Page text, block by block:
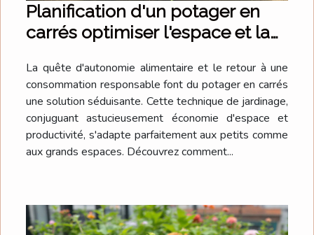
Planification d'un potager en
carrés optimiser l'espace et la
La quête d'autonomie alimentaire et le retour à une
consommation responsable font du potager en carrés
une solution séduisante. Cette technique de jardinage,
conjuguant astucieusement économie d'espace et
productivité, s'adapte parfaitement aux petits comme
aux grands espaces. Découvrez comment...